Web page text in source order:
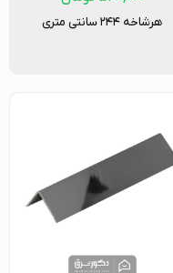
هرشاخه ۲۴۴ سانتی متری